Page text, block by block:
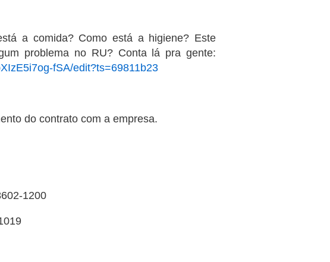
a comida? Como está a higiene? Este
problema no RU? Conta lá pra gente:
fSA/edit?ts=69811b23
do contrato com a empresa.
1200